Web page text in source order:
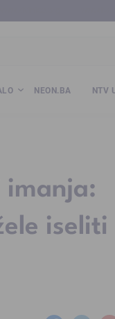
NEON.BA NTV
imanja: